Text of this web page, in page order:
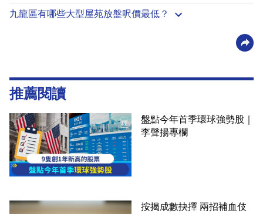
九龍區有哪些大型屋苑放盤呎價最低？
推薦閱讀
盤點今年首季環球強勢股｜
李聲揚專欄
按揭成數抉擇 兩招補血伎